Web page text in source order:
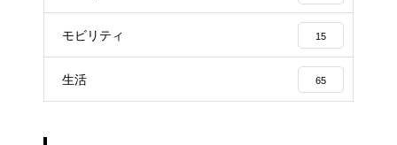
モビリティ 15
生活 65